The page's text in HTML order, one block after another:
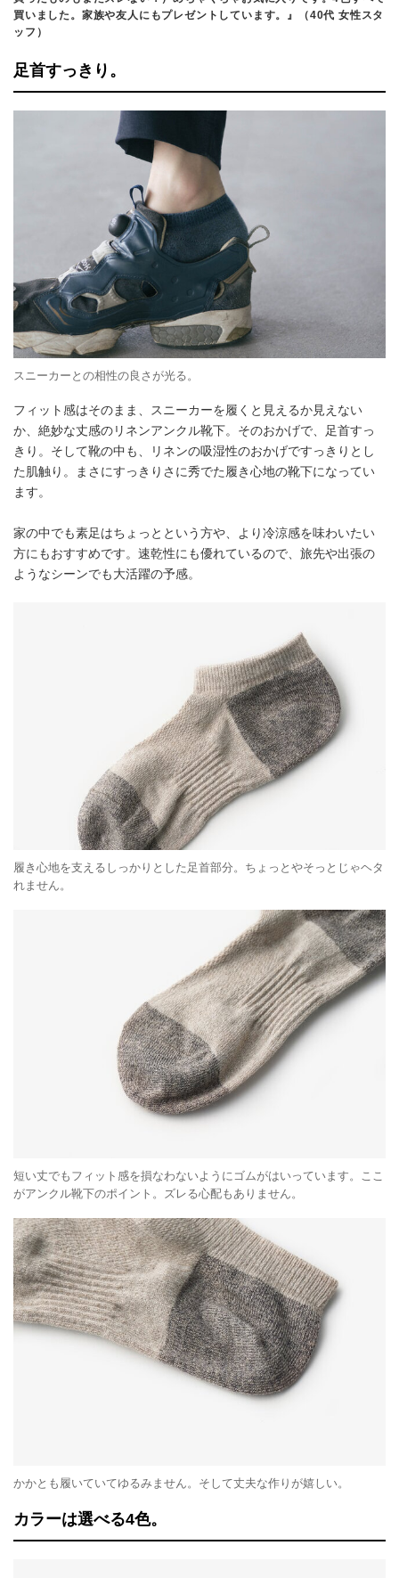
買いました。家族や友人にもプレゼントしています。』（40代 女性スタ
ッフ）
足首すっきり。
スニーカーとの相性の良さが光る。
フィット感はそのまま、スニーカーを履くと見えるか見えない
か、絶妙な丈感のリネンアンクル靴下。そのおかげで、足首すっ
きり。そして靴の中も、リネンの吸湿性のおかげですっきりとし
た肌触り。まさにすっきりさに秀でた履き心地の靴下になってい
ます。
家の中でも素足はちょっとという方や、より冷涼感を味わいたい
方にもおすすめです。速乾性にも優れているので、旅先や出張の
ようなシーンでも大活躍の予感。
履き心地を支えるしっかりとした足首部分。ちょっとやそっとじゃヘタ
れません。
短い丈でもフィット感を損なわないようにゴムがはいっています。ここ
がアンクル靴下のポイント。ズレる心配もありません。
かかとも履いていてゆるみません。そして丈夫な作りが嬉しい。
カラーは選べる4色。